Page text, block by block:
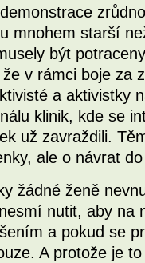
mnohem starší
být
v rámci boje za
a aktivistky
klinik, kde se
už zavraždili.
ale o návrat
žádné ženě
nutit, aby na
a pokud se
A protože je